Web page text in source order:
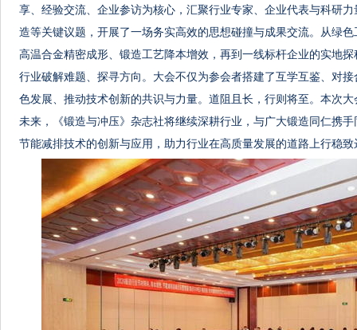
享、经验交流、企业参访为核心，汇聚行业专家、企业代表与科研
造等关键议题，开展了一场务实高效的思想碰撞与成果交流。从绿
高温合金精密成形、锻造工艺降本增效，再到一线标杆企业的实地
行业破解难题、探寻方向。大会不仅为参会者搭建了互学互鉴、对
色发展、推动技术创新的共识与力量。道阻且长，行则将至。本次
未来，《锻造与冲压》杂志社将继续深耕行业，与广大锻造同仁携
节能减排技术的创新与应用，助力行业在高质量发展的道路上行稳